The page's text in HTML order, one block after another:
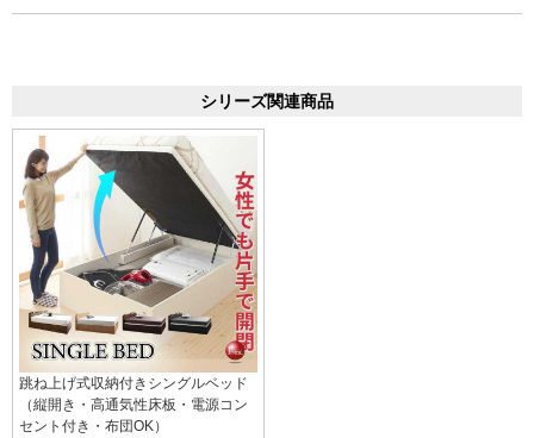
シリーズ関連商品
跳ね上げ式収納付きシングルベッド
（縦開き・高通気性床板・電源コン
セント付き・布団OK）